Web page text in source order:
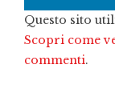
Questo sito
Scopri come
commenti.